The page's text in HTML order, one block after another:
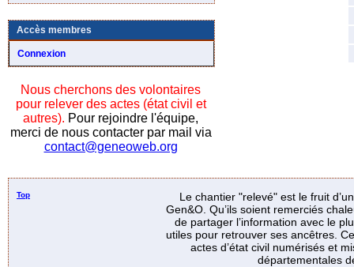
Accès membres
Connexion
Nous cherchons des volontaires
pour relever des actes (état civil et
autres). Pour rejoindre l'équipe,
merci de nous contacter par mail via
contact@geneoweb.org
Top
Le chantier "relevé" est le fruit
Gen&O. Qu’ils soient remerciés
de partager l’information avec le
utiles pour retrouver ses ancêtres.
actes d’état civil numérisés et
départementales